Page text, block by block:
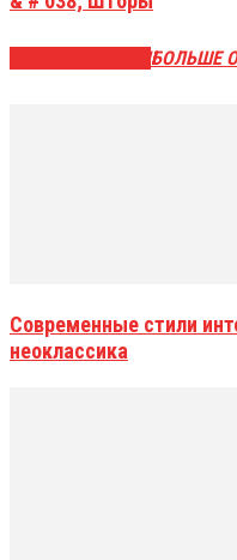
БОЛЬШЕ
Современные стили
неоклассика